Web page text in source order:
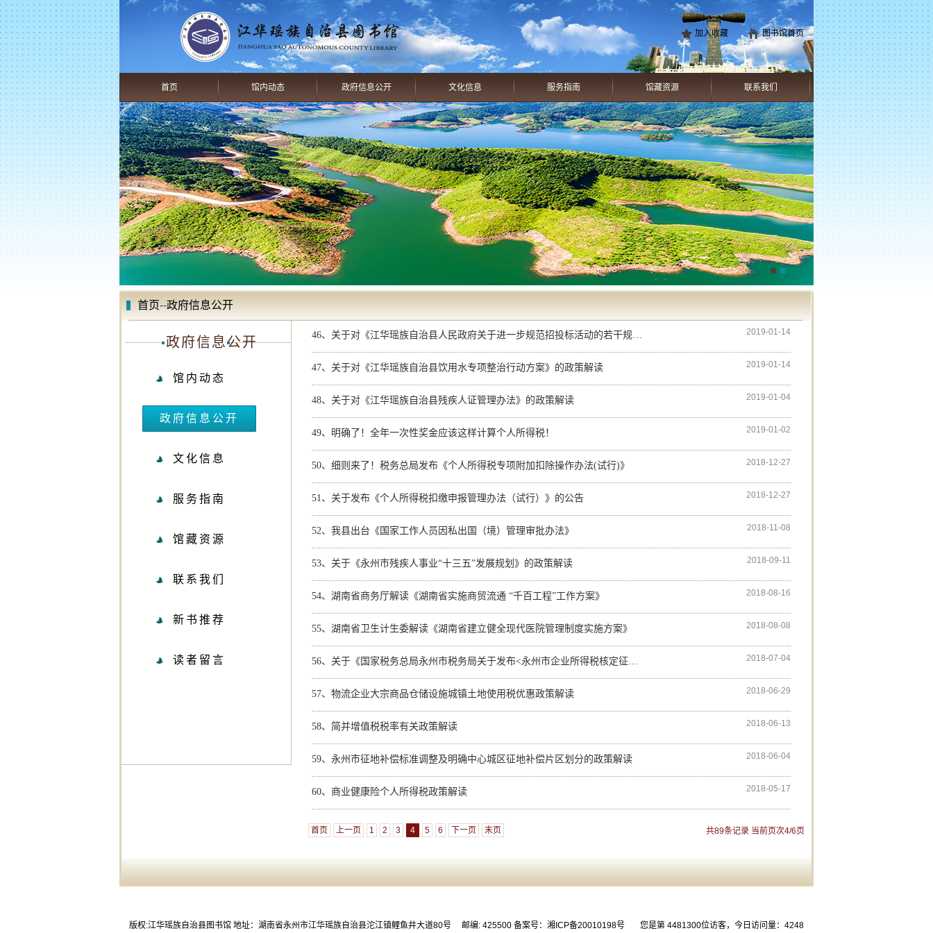
加入收藏 图书馆首页
首页 馆内动态 政府信息公开 文化信息 服务指南 馆藏资源 联系我们
政府信息公开
馆内动态
政府信息公开
文化信息
服务指南
馆藏资源
联系我们
新书推荐
读者留言
首页--政府信息公开
46、 关于对《江华瑶族自治县人民政府关于进一步规范招投标活动的若干规定》解读 2019-01-14
47、 关于对《江华瑶族自治县饮用水专项整治行动方案》的政策解读 2019-01-14
48、 关于对《江华瑶族自治县残疾人证管理办法》的政策解读 2019-01-04
49、 明确了！全年一次性奖金应该这样计算个人所得税！ 2019-01-02
50、 细则来了！税务总局发布《个人所得税专项附加扣除操作办法(试行)》 2018-12-27
51、 关于发布《个人所得税扣缴申报管理办法（试行）》的公告 2018-12-27
52、 我县出台《国家工作人员因私出国（境）管理审批办法》 2018-11-08
53、 关于《永州市残疾人事业“十三五”发展规划》的政策解读 2018-09-11
54、 湖南省商务厅解读《湖南省实施商贸流通 “千百工程”工作方案》 2018-08-16
55、 湖南省卫生计生委解读《湖南省建立健全现代医院管理制度实施方案》 2018-08-08
56、 关于《国家税务总局永州市税务局关于发布<永州市企业所得税核定征收行业应税所得率>的公告》的政策解读 2018-07-04
57、 物流企业大宗商品仓储设施城镇土地使用税优惠政策解读 2018-06-29
58、 简并增值税税率有关政策解读 2018-06-13
59、 永州市征地补偿标准调整及明确中心城区征地补偿片区划分的政策解读 2018-06-04
60、 商业健康险个人所得税政策解读 2018-05-17
共89条记录 当前页次4/6页
首页 上一页 1 2 3 4 5 6 下一页 末页
版权:江华瑶族自治县图书馆 地址：湖南省永州市江华瑶族自治县沱江镇鲤鱼井大道80号 邮编: 425500 备案号：湘ICP备20010198号 您是第 4481300位访客，今日访问量：4248